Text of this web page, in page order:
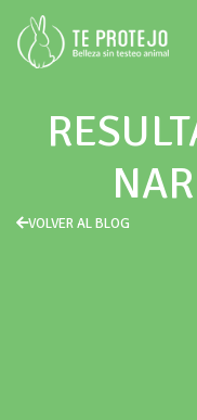
VOLVER AL BLOG